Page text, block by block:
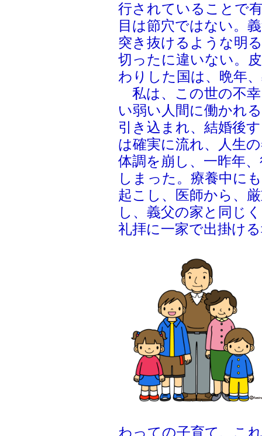
行されていることで
目は節穴ではない。
突き抜けるような明
切ったに違いない。
わりした国は、晩年
私は、この世の不
い弱い人間に働かれ
引き込まれ、結婚後
は確実に流れ、人生
体調を崩し、一昨年
しまった。療養中に
起こし、医師から、
し、義父の家と同じ
礼拝に一家で出掛け
わっての子育て、こ